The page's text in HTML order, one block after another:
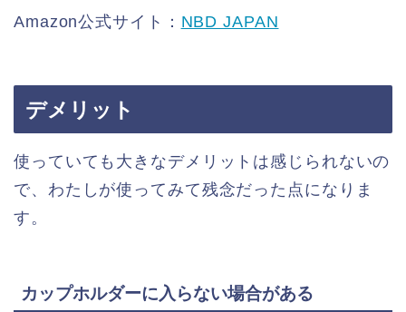
Amazon公式サイト： NBD JAPAN
デメリット
使っていても大きなデメリットは感じられないの
で、わたしが使ってみて残念だった点になりま
す。
カップホルダーに入らない場合がある